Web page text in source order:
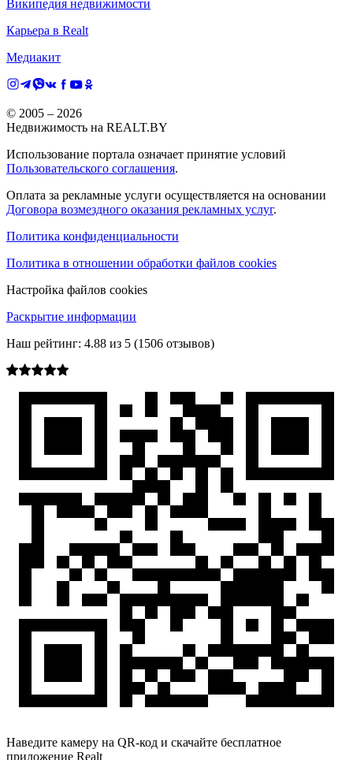
Википедия недвижимости
Карьера в Realt
Медиакит
© 2005 – 2026
Недвижимость на REALT.BY
Использование портала означает принятие условий
Пользовательского соглашения.
Оплата за рекламные услуги осуществляется на основании
Договора возмездного оказания рекламных услуг.
Политика конфиденциальности
Политика в отношении обработки файлов cookies
Настройка файлов cookies
Раскрытие информации
Наш рейтинг: 4.88 из 5 (1506 отзывов)
Наведите камеру на QR-код и скачайте бесплатное
приложение Realt